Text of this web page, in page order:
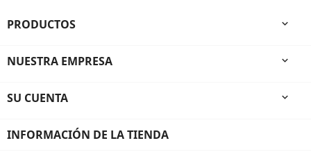
PRODUCTOS 
NUESTRA EMPRESA 
SU CUENTA 
INFORMACIÓN DE LA TIENDA